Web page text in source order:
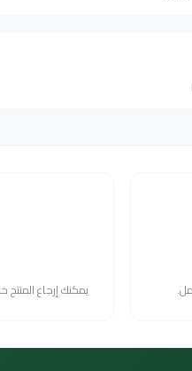
يمكنك إرجاع المنتج خلال ٧ أيام من الاستلام بشرط أن يكون في